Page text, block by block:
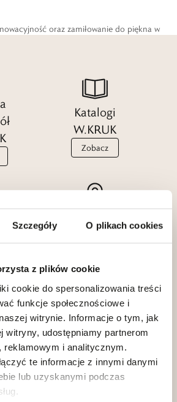
Szczegóły O plikach cookies
z plików cookie
cookie do spersonalizowania treści
funkcje społecznościowe i
witrynie. Informacje o tym, jak
witryny, udostępniamy partnerom
reklamowym i analitycznym.
te informacje z innymi danymi
lub uzyskanymi podczas
oraz zamiłowanie do piękna w
kunsztem biżuteria zachwyca
i jakością wykonania.
Katalogi
W.KRUK
Zobacz
W.KRUK